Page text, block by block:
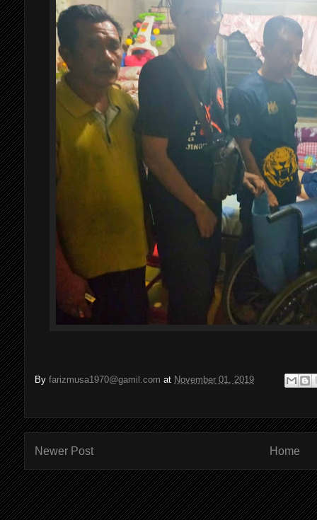
Byfarizmusa1970@gamil.com at November 01, 2019
Newer Post Home